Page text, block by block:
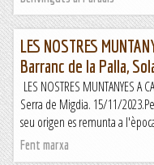
LES NOSTRES
Barranc de la Palla,
LES NOSTRES MUNTANYES A
Serra de Migdia. 15/11/
seu origen es remunta a
Fent marxa